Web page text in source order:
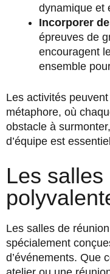
dynamique et
Incorporer
épreuves de
encouragent
ensemble
Les activités
métaphore, où
obstacle à
d’équipe est
Les
Les salles de
spécialement
d’événements. Que